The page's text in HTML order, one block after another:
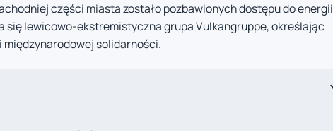
części miasta zostało pozbawionych dostępu do energii
się lewicowo-ekstremistyczna grupa Vulkangruppe, określając
międzynarodowej solidarności.